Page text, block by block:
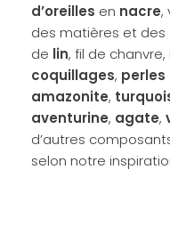
d’oreilles en nacre,
des matières et
de lin, fil de
coquillages, perles
amazonite,
aventurine, agate,
d’autres
selon notre